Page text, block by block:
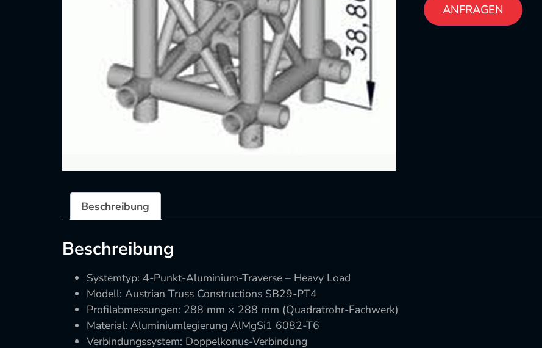
ANFRAGEN
Beschreibung
Beschreibung
Systemtyp: 4-Punkt-Aluminium-Traverse – Heavy Load
Modell: Austrian Truss Constructions SB29-PT4
Profilabmessungen: 288 mm × 288 mm (Quadratrohr-Fachwerk)
Material: Aluminiumlegierung AlMgSi1 6082-T6
Verbindungssystem: Doppelkonus-Verbindung